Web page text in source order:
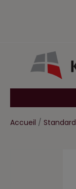
Accueil / Standard